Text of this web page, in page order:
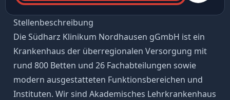
Stellenbeschreibung
Die Südharz Klinikum Nordhausen gGmbH ist ein
Krankenhaus der überregionalen Versorgung mit
rund 800 Betten und 26 Fachabteilungen sowie
modern ausgestatteten Funktionsbereichen und
Instituten. Wir sind Akademisches Lehrkrankenhaus